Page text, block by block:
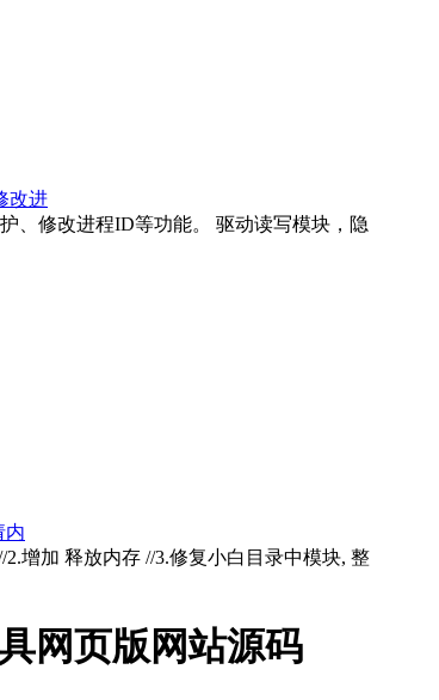
改进
、修改进程ID等功能。 驱动读写模块，隐
内
2.增加 释放内存 //3.修复小白目录中模块, 整
网页版网站源码